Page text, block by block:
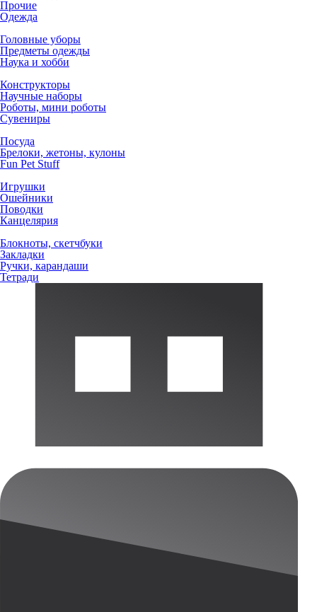
Прочие
Одежда
Головные уборы
Предметы одежды
Наука и хобби
Конструкторы
Научные наборы
Роботы, мини роботы
Сувениры
Посуда
Брелоки, жетоны, кулоны
Fun Pet Stuff
Игрушки
Ошейники
Поводки
Канцелярия
Блокноты, скетчбуки
Закладки
Ручки, карандаши
Тетради